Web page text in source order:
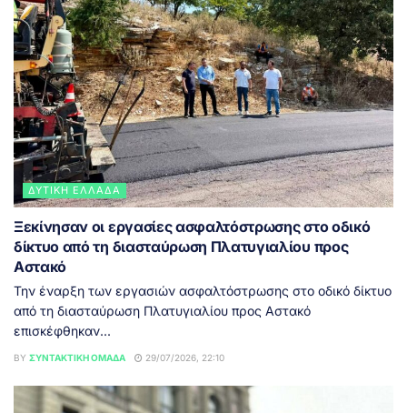
ΔΥΤΙΚΉ ΕΛΛΆΔΑ
Ξεκίνησαν οι εργασίες ασφαλτόστρωσης στο οδικό
δίκτυο από τη διασταύρωση Πλατυγιαλίου προς
Αστακό
Την έναρξη των εργασιών ασφαλτόστρωσης στο οδικό δίκτυο
από τη διασταύρωση Πλατυγιαλίου προς Αστακό
επισκέφθηκαν...
BY ΣΥΝΤΑΚΤΙΚΉ ΟΜΆΔΑ 29/07/2026, 22:10